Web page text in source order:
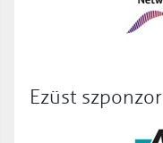
Ezüst szponzor